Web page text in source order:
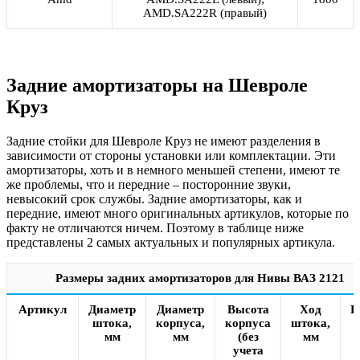
AMD.SA222R (правый)
Задние амортизаторы на Шевроле
Круз
Задние стойки для Шевроле Круз не имеют разделения в
зависимости от стороны установки или комплектации. Эти
амортизаторы, хоть и в немного меньшей степени, имеют те
же проблемы, что и передние – посторонние звуки,
невысокий срок службы. Задние амортизаторы, как и
передние, имеют много оригинальных артикулов, которые по
факту не отличаются ничем. Поэтому в таблице ниже
представлены 2 самых актуальных и популярных артикула.
Размеры задних амортизаторов для Нивы ВАЗ 2121
Артикул
Диаметр
штока,
мм
Диаметр
корпуса,
мм
Высота
корпуса
(без
учета
Ход
штока,
мм